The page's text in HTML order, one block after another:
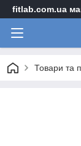
fitlab.com.ua
Товари та